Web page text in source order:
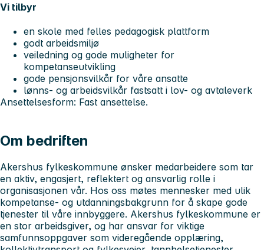
Vi tilbyr
en skole med felles pedagogisk plattform
godt arbeidsmiljø
veiledning og gode muligheter for
kompetanseutvikling
gode pensjonsvilkår for våre ansatte
lønns- og arbeidsvilkår fastsatt i lov- og avtaleverk
Ansettelsesform: Fast ansettelse.
Om bedriften
Akershus fylkeskommune ønsker medarbeidere som tar
en aktiv, engasjert, reflektert og ansvarlig rolle i
organisasjonen vår. Hos oss møtes mennesker med ulik
kompetanse- og utdanningsbakgrunn for å skape gode
tjenester til våre innbyggere. Akershus fylkeskommune er
en stor arbeidsgiver, og har ansvar for viktige
samfunnsoppgaver som videregående opplæring,